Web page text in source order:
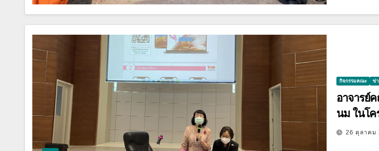
กิจกรรมคณะ ข่
อาจารย์
นม ในโค
เทศบาลเ
26 ตุลาคม